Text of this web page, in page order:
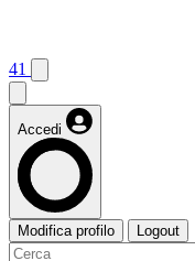
41
Accedi
Modifica profilo Logout